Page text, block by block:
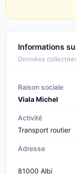
Informations
Données
Raison sociale
Viala Michel
Activité
Transport routier
Adresse
81000 Albi